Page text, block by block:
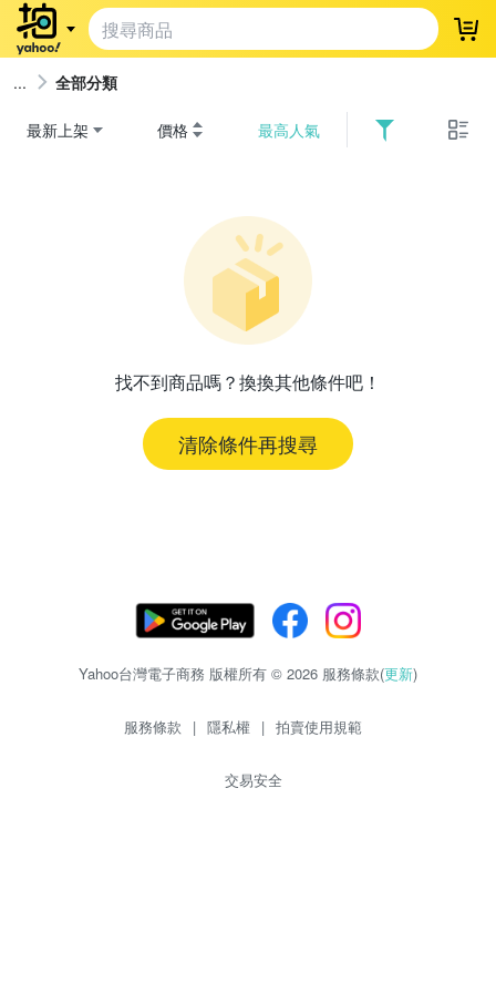
登
全部分類
最新上架 價格 最高人氣
找不到商品嗎？換換其他條件吧！
清除條件再搜尋
Yahoo台灣電子商務 版權所有 © 2026 服務條款(更新)
服務條款 | 隱私權 | 拍賣使用規範
交易安全